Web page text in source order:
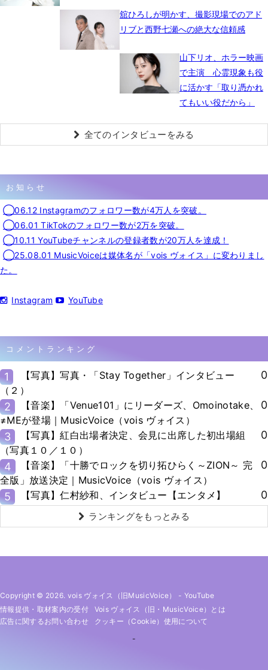
舘ひろしが明かす、撮影現場でのアド
リブと西野七瀬への絶大な信頼感
山下リオ、ホラー映画
で主演 心霊現象も役
に活かす「取り憑かれ
てもいい役だから」
全てのインタビューをみる
お知らせ
◯06.12 Instagramのフォロワー数が4万人を突破。
◯06.01 TikTokのフォロワー数が2万を突破。
◯10.11 YouTubeチャンネルの登録者数が20万人を達成！
◯25.08.01 MusicVoiceは媒体名が「vois ヴォイス」に変わりまし
た。
Instagram YouTube
コメントランキング
1
【写真】写真・「Stay Together」インタビュー
（２）
0
2
【音楽】「Venue101」にリーダーズ、Omoinotake、
≠MEが登場｜MusicVoice（vois ヴォイス）
0
3
【写真】紅白出場者決定、会見に出席した初出場組
（写真１０／１０）
0
4
【音楽】「十勝でロックを切り拓ひらく～ZION～ 完
全版」放送決定｜MusicVoice（vois ヴォイス）
0
5 【写真】仁村紗和、インタビュー【エンタメ】 0
ランキングをもっとみる
Copyright © 2026. vois ヴォイス（旧MusicVoice） - YouTube
情報提供・取材案内の受付
Vois ヴォイス（旧・MusicVoice）とは
広告に関するお問い合わせ
クッキー（cookie）使用について
-